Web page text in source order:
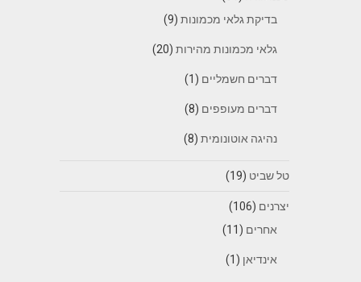
בדיקת גלאי מכמונות(9)
גלאי מכמונות מהירות(20)
דברים חשמליים (1)
דברים מעופפים (8)
נהיגה אוטונומית(8)
טל שביט (19)
יצרנים (106)
אחרים (11)
אינדיאן (1)